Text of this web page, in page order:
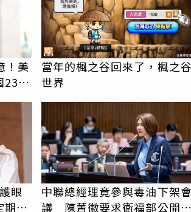
！美
232
當年的楓之谷回來了，楓之
世界
眼
期眼
中聯總經理竟參與毒油下架
議 陳菁徽要求衛福部公開